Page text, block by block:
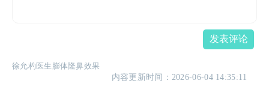
发表评论
徐允杓医生膨体隆鼻效果
内容更新时间：2026-06-04 14:35:11